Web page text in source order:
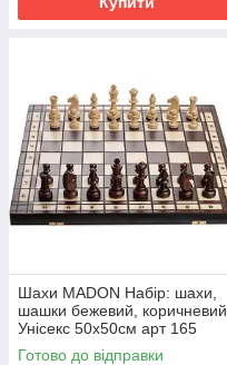
Шахи MADON Набір: шахи,
шашки бежевий, коричневий
Унісекс 50х50см арт 165
MD165
Готово до відправки